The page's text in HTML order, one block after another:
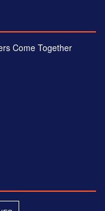
Come Together